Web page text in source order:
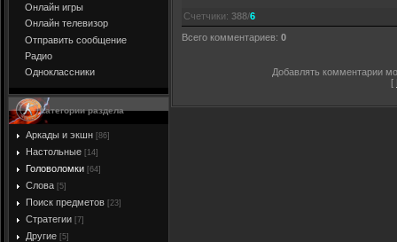
Онлайн игры
Онлайн телевизор
Отправить сообщение
Радио
Одноклассники
Категории раздела
Аркады и экшн [86]
Настольные [14]
Головоломки [64]
Слова [5]
Поиск предметов [23]
Стратегии [7]
Другие [5]
Счетчики: 388/6
Всего комментариев: 0
Добавлять комментарии
[